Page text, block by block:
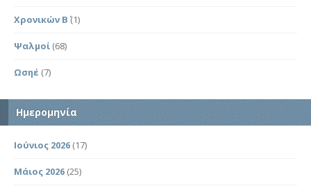
Χρονικών Β΄ (1)
Ψαλμοί (68)
Ωσηέ (7)
Ημερομηνία
Ιούνιος 2026 (17)
Μάιος 2026 (25)